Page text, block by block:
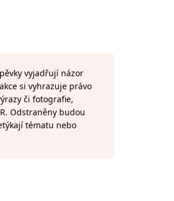
vyjadřují názor
si vyhrazuje právo
či fotografie,
Odstraněny budou
tématu nebo